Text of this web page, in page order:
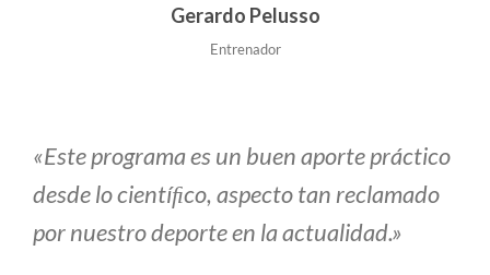
Gerardo Pelusso
Entrenador
«Este programa es un buen aporte práctico
desde lo cientíﬁco, aspecto tan reclamado
por nuestro deporte en la actualidad.»